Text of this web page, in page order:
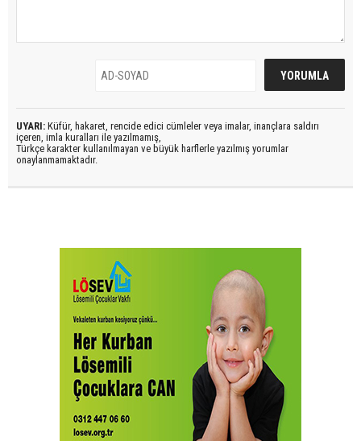
UYARI: Küfür, hakaret, rencide edici cümleler veya imalar, inançlara saldırı
içeren, imla kuralları ile yazılmamış,
Türkçe karakter kullanılmayan ve büyük harflerle yazılmış yorumlar
onaylanmamaktadır.